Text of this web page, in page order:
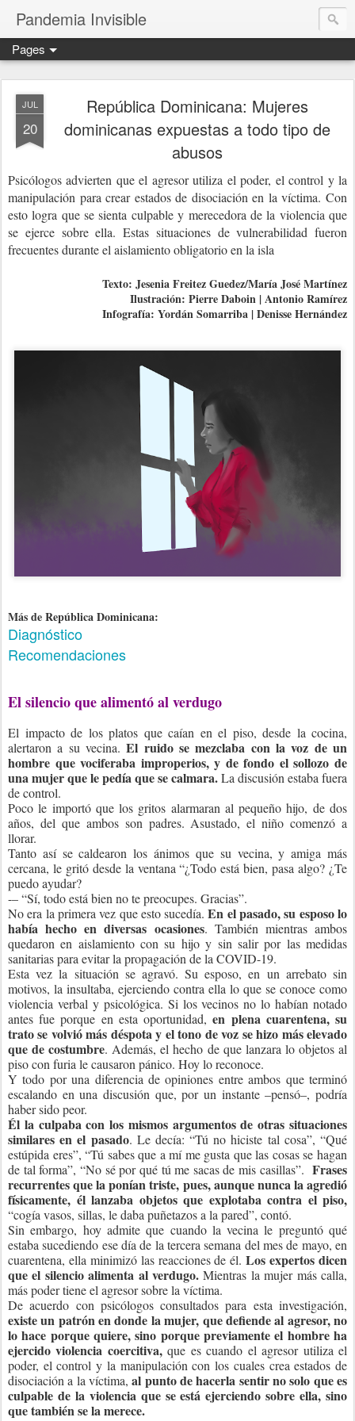
Pandemia Invisible
Pages
JUL
20
República Dominicana: Mujeres
dominicanas expuestas a todo tipo de
abusos
Psicólogos advierten que el agresor utiliza el poder, el control y la
manipulación para crear estados de disociación en la víctima. Con
esto logra que se sienta culpable y merecedora de la violencia que
se ejerce sobre ella. Estas situaciones de vulnerabilidad fueron
frecuentes durante el aislamiento obligatorio en la isla
Texto: Jesenia Freitez Guedez/María José Martínez
Ilustración: Pierre Daboin | Antonio Ramírez
Infografía: Yordán Somarriba | Denisse Hernández
Más de República Dominicana:
Diagnóstico
Recomendaciones
El silencio que alimentó al verdugo
El impacto de los platos que caían en el piso, desde la cocina,
alertaron a su vecina.El ruido se mezclaba con la voz de un
hombre que vociferaba improperios, y de fondo el sollozo de
una mujer que le pedía que se calmara.La discusión estaba fuera
de control.
Poco le importó que los gritos alarmaran al pequeño hijo, de dos
años, del que ambos son padres. Asustado, el niño comenzó a
llorar.
Tanto así se caldearon los ánimos que su vecina, y amiga más
cercana, le gritó desde la ventana “¿Todo está bien, pasa algo? ¿Te
puedo ayudar?
­-­­­– “Sí, todo está bien no te preocupes. Gracias”.
No era la primera vez que esto sucedía.En el pasado, su esposo lo
había hecho en diversas ocasiones. También mientras ambos
quedaron en aislamiento con su hijo y sin salir por las medidas
sanitarias para evitar la propagación de la COVID-19.
Esta vez la situación se agravó. Su esposo, en un arrebato sin
motivos, la insultaba, ejerciendo contra ella lo que se conoce como
violencia verbal y psicológica. Si los vecinos no lo habían notado
antes fue porque en esta oportunidad,en plena cuarentena, su
trato se volvió más déspota y el tono de voz se hizo más elevado
que de costumbre. Además, el hecho de que lanzara lo objetos al
piso con furia le causaron pánico. Hoy lo reconoce.
Y todo por una diferencia de opiniones entre ambos que terminó
escalando en una discusión que, por un instante –pensó–, podría
haber sido peor.
Él la culpaba con los mismos argumentos de otras situaciones
similares en el pasado. Le decía: “Tú no hiciste tal cosa”, “Qué
estúpida eres”, “Tú sabes que a mí me gusta que las cosas se hagan
de tal forma”, “No sé por qué tú me sacas de mis casillas”. Frases
recurrentes que la ponían triste, pues, aunque nunca la agredió
físicamente, él lanzaba objetos que explotaba contra el piso,
“cogía vasos, sillas, le daba puñetazos a la pared”, contó.
Sin embargo, hoy admite que cuando la vecina le preguntó qué
estaba sucediendo ese día de la tercera semana del mes de mayo, en
cuarentena, ella minimizó las reacciones de él.Los expertos dicen
que el silencio alimenta al verdugo.Mientras la mujer más calla,
más poder tiene el agresor sobre la víctima.
De acuerdo con psicólogos consultados para esta investigación,
existe un patrón en donde la mujer, que defiende al agresor, no
lo hace porque quiere, sino porque previamente el hombre ha
ejercido violencia coercitiva,que es cuando el agresor utiliza el
poder, el control y la manipulación con los cuales crea estados de
disociación a la víctima,al punto de hacerla sentir no solo que es
culpable de la violencia que se está ejerciendo sobre ella, sino
que también se la merece.